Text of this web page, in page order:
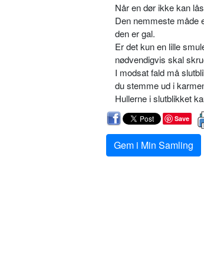
Når en dør ikke kan
Den nemmeste måde
den er gal.
Er det kun en lille
nødvendigvis skal
I modsat fald må
du stemme ud i
Hullerne i slutblikket
Save
Gem i Min Samling